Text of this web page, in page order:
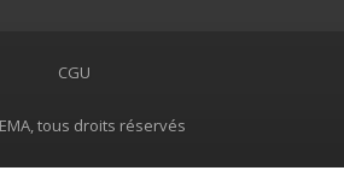
CGU
tous droits réservés